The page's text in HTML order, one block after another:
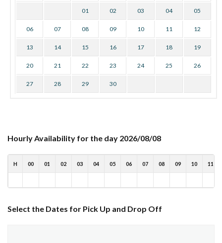
01 02 03 04 05
06 07 08 09 10 11 12
13 14 15 16 17 18 19
20 21 22 23 24 25 26
27 28 29 30
Hourly Availability for the day 2026/08/08
H 00 01 02 03 04 05 06 07 08 09 10 11
Select the Dates for Pick Up and Drop Off